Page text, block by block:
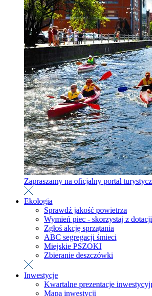
Zapraszamy na oficjalny portal
Ekologia
Sprawdź jakość powietrza
Wymień piec - skorzystaj z dotacji
Zgłoś akcję sprzątania
ABC segregacji śmieci
Miejskie PSZOKI
Zbieranie deszczówki
Inwestycje
Kwartalne prezentacje
Mapa inwestycji